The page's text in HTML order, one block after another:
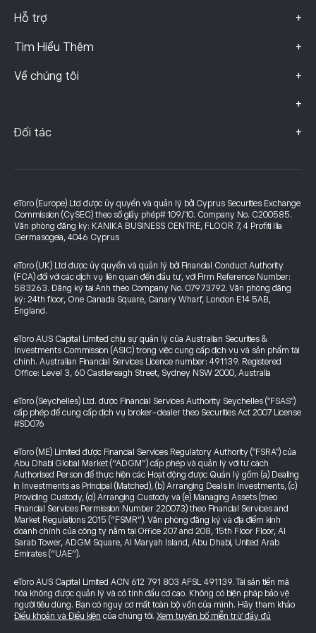
Hỗ trợ +
Tìm Hiểu Thêm +
Về chúng tôi +
+
Đối tác +
eToro (Europe) Ltd được ủy quyền và quản lý bởi Cyprus Securities Exchange
Commission (CySEC) theo số giấy phép# 109/10. Company No. C200585.
Văn phòng đăng ký: KANIKA BUSINESS CENTRE, FLOOR 7, 4 Profiti Ilia
Germasogeia, 4046 Cyprus
eToro (UK) Ltd được ủy quyền và quản lý bởi Financial Conduct Authority
(FCA) đối với các dịch vụ liên quan đến đầu tư, với Firm Reference Number:
583263. Đăng ký tại Anh theo Company No. 07973792. Văn phòng đăng
ký: 24th floor, One Canada Square, Canary Wharf, London E14 5AB,
England.
eToro AUS Capital Limited chịu sự quản lý của Australian Securities &
Investments Commission (ASIC) trong việc cung cấp dịch vụ và sản phẩm tài
chính. Australian Financial Services Licence number: 491139. Registered
Office: Level 3, 60 Castlereagh Street, Sydney NSW 2000, Australia
eToro (Seychelles) Ltd. được Financial Services Authority Seychelles ("FSAS")
cấp phép để cung cấp dịch vụ broker-dealer theo Securities Act 2007 License
#SD076
eToro (ME) Limited được Financial Services Regulatory Authority ("FSRA") của
Abu Dhabi Global Market (“ADGM”) cấp phép và quản lý với tư cách
Authorised Person để thực hiện các Hoạt động được Quản lý gồm (a) Dealing
in Investments as Principal (Matched), (b) Arranging Deals in Investments, (c)
Providing Custody, (d) Arranging Custody và (e) Managing Assets (theo
Financial Services Permission Number 220073) theo Financial Services and
Market Regulations 2015 (“FSMR”). Văn phòng đăng ký và địa điểm kinh
doanh chính của công ty nằm tại Office 207 and 208, 15th Floor Floor, Al
Sarab Tower, ADGM Square, Al Maryah Island, Abu Dhabi, United Arab
Emirates (“UAE”).
eToro AUS Capital Limited ACN 612 791 803 AFSL 491139. Tài sản tiền mã
hóa không được quản lý và có tính đầu cơ cao. Không có biện pháp bảo vệ
người tiêu dùng. Bạn có nguy cơ mất toàn bộ vốn của mình. Hãy tham khảo
Điều khoản và Điều kiện của chúng tôi. Xem tuyên bố miễn trừ đầy đủ